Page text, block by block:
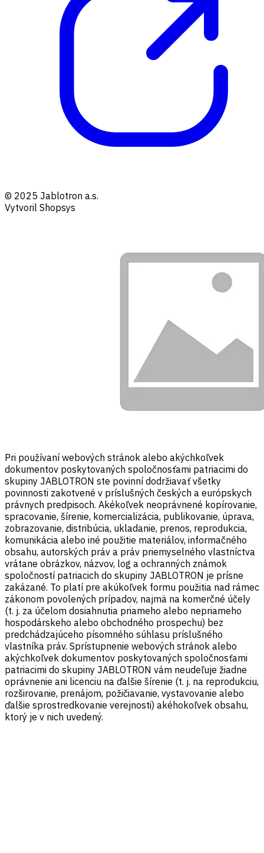
© 2025 Jablotron a.s.
Vytvoril Shopsys
Pri používaní webových stránok alebo akýchkoľvek
dokumentov poskytovaných spoločnosťami patriacimi do
skupiny JABLOTRON ste povinní dodržiavať všetky
povinnosti zakotvené v príslušných českých a európskych
právnych predpisoch. Akékoľvek neoprávnené kopírovanie,
spracovanie, šírenie, komercializácia, publikovanie, úprava,
zobrazovanie, distribúcia, ukladanie, prenos, reprodukcia,
komunikácia alebo iné použitie materiálov, informačného
obsahu, autorských práv a práv priemyselného vlastníctva
vrátane obrázkov, názvov, log a ochranných známok
spoločností patriacich do skupiny JABLOTRON je prísne
zakázané. To platí pre akúkoľvek formu použitia nad rámec
zákonom povolených prípadov, najmä na komerčné účely
(t. j. za účelom dosiahnutia priameho alebo nepriameho
hospodárskeho alebo obchodného prospechu) bez
predchádzajúceho písomného súhlasu príslušného
vlastníka práv. Sprístupnenie webových stránok alebo
akýchkoľvek dokumentov poskytovaných spoločnosťami
patriacimi do skupiny JABLOTRON vám neudeľuje žiadne
oprávnenie ani licenciu na ďalšie šírenie (t. j. na reprodukciu,
rozširovanie, prenájom, požičiavanie, vystavovanie alebo
ďalšie sprostredkovanie verejnosti) akéhokoľvek obsahu,
ktorý je v nich uvedený.